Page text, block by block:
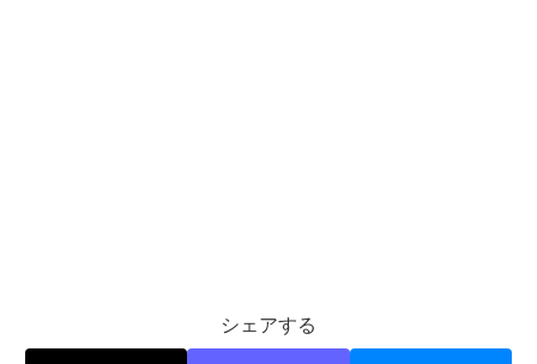
シェアする